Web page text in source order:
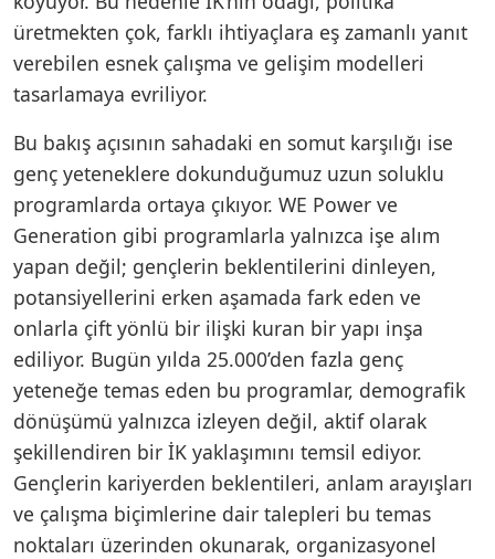
üretmekten çok, farklı ihtiyaçlara eş zamanlı yanıt
verebilen esnek çalışma ve gelişim modelleri
tasarlamaya evriliyor.
Bu bakış açısının sahadaki en somut karşılığı ise
genç yeteneklere dokunduğumuz uzun soluklu
programlarda ortaya çıkıyor. WE Power ve
Generation gibi programlarla yalnızca işe alım
yapan değil; gençlerin beklentilerini dinleyen,
potansiyellerini erken aşamada fark eden ve
onlarla çift yönlü bir ilişki kuran bir yapı inşa
ediliyor. Bugün yılda 25.000’den fazla genç
yeteneğe temas eden bu programlar, demografik
dönüşümü yalnızca izleyen değil, aktif olarak
şekillendiren bir İK yaklaşımını temsil ediyor.
Gençlerin kariyerden beklentileri, anlam arayışları
ve çalışma biçimlerine dair talepleri bu temas
noktaları üzerinden okunarak, organizasyonel